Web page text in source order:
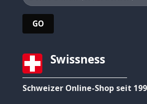
Swissness
Schweizer Online-Shop seit